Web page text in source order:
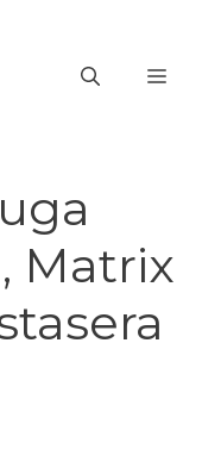
Matrix